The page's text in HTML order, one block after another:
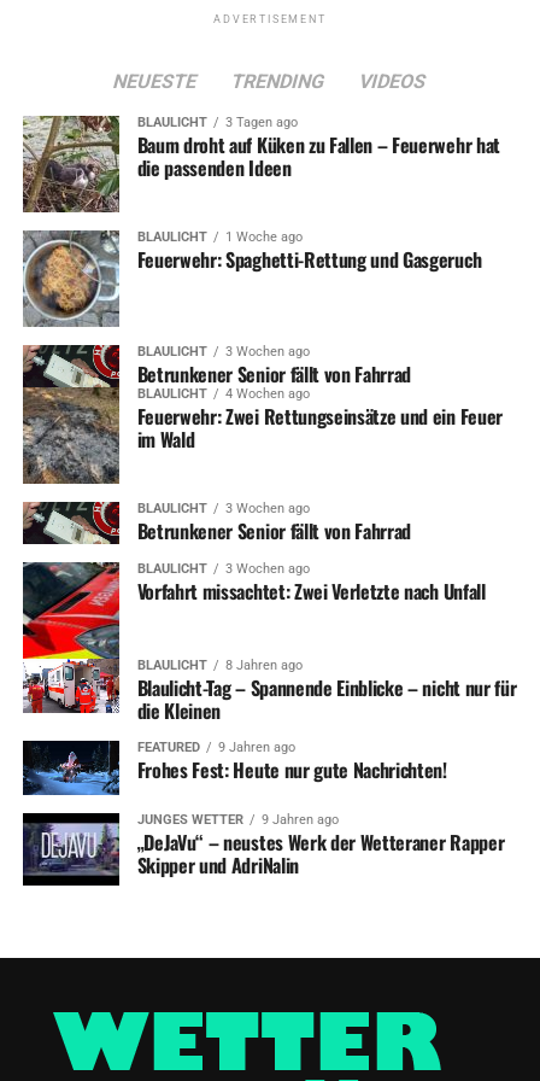
Maskierte überfallen Supermarkt
Mysteriöse Blitzer-Explosion – Blitzer vom Blitz getroffen?
ADVERTISEMENT
NEUESTE TRENDING VIDEOS
BLAULICHT 3 Tagen ago
Baum droht auf Küken zu Fallen – Feuerwehr hat
die passenden Ideen
BLAULICHT 1 Woche ago
Feuerwehr: Spaghetti-Rettung und Gasgeruch
BLAULICHT 3 Wochen ago
Betrunkener Senior fällt von Fahrrad
BLAULICHT 4 Wochen ago
Feuerwehr: Zwei Rettungseinsätze und ein Feuer
im Wald
BLAULICHT 3 Wochen ago
Betrunkener Senior fällt von Fahrrad
BLAULICHT 3 Wochen ago
Vorfahrt missachtet: Zwei Verletzte nach Unfall
BLAULICHT 8 Jahren ago
Blaulicht-Tag – Spannende Einblicke – nicht nur für
die Kleinen
FEATURED 9 Jahren ago
Frohes Fest: Heute nur gute Nachrichten!
JUNGES WETTER 9 Jahren ago
„DeJaVu“ – neustes Werk der Wetteraner Rapper
Skipper und AdriNalin